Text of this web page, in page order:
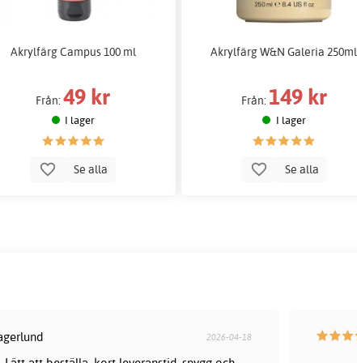
Akrylfärg Campus 100 ml
Från:49 kr
I lager
Se alla
Akrylfärg W&N Galeria 250ml
Från: 149 kr
I lager
Se alla
2026-04-18